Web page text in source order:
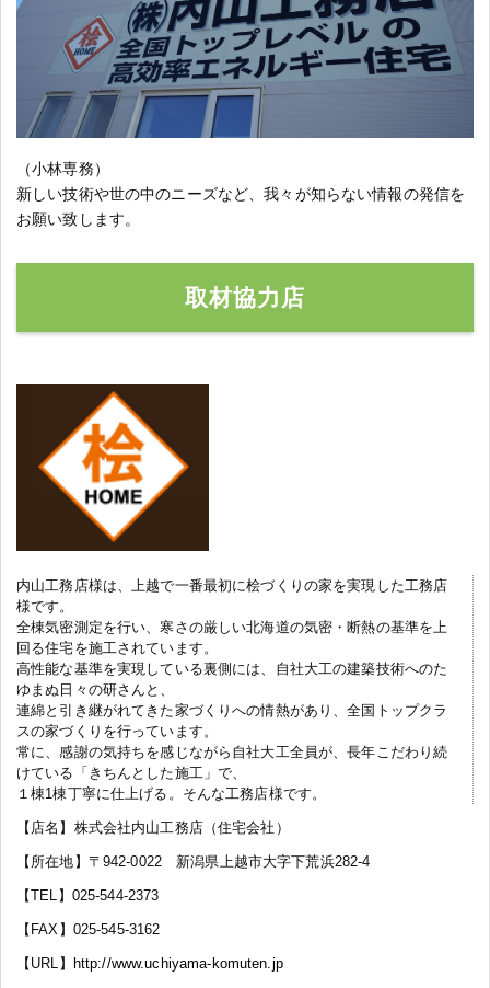
（小林専務）
新しい技術や世の中のニーズなど、我々が知らない情報の発信を
お願い致します。
取材協力店
内山工務店様は、上越で一番最初に桧づくりの家を実現した工務店
様です。
全棟気密測定を行い、寒さの厳しい北海道の気密・断熱の基準を上
回る住宅を施工されています。
高性能な基準を実現している裏側には、自社大工の建築技術へのた
ゆまぬ日々の研さんと、
連綿と引き継がれてきた家づくりへの情熱があり、全国トップクラ
スの家づくりを行っています。
常に、感謝の気持ちを感じながら自社大工全員が、長年こだわり続
けている「きちんとした施工」で、
１棟1棟丁寧に仕上げる。そんな工務店様です。
【店名】株式会社内山工務店（住宅会社）
【所在地】〒942-0022 新潟県上越市大字下荒浜282‐4
【TEL】025‐544‐2373
【FAX】025‐545‐3162
【URL】 http://www.uchiyama-komuten.jp